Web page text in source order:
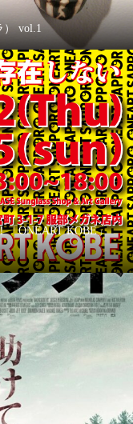
） vol.1
「ONEART KOBE」